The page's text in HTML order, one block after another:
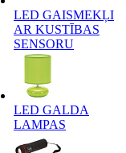
LED GAISMEKĻI
AR KUSTĪBAS
SENSORU
LED GALDA
LAMPAS